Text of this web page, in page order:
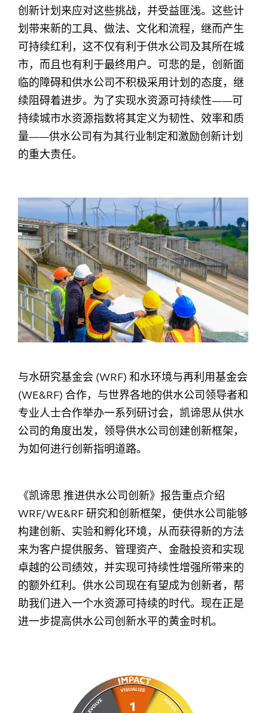
创新计划来应对这些挑战，并受益匪浅。这些计
划带来新的工具、做法、文化和流程，继而产生
可持续红利，这不仅有利于供水公司及其所在城
市，而且也有利于最终用户。可悲的是，创新面
临的障碍和供水公司不积极采用计划的态度，继
续阻碍着进步。为了实现水资源可持续性——可
持续城市水资源指数将其定义为韧性、效率和质
量——供水公司有为其行业制定和激励创新计划
的重大责任。
与水研究基金会 (WRF) 和水环境与再利用基金会
(WE&RF) 合作，与世界各地的供水公司领导者和
专业人士合作举办一系列研讨会，凯谛思从供水
公司的角度出发，领导供水公司创建创新框架，
为如何进行创新指明道路。
《凯谛思 推进供水公司创新》报告重点介绍
WRF/WE&RF 研究和创新框架，使供水公司能够
构建创新、实验和孵化环境，从而获得新的方法
来为客户提供服务、管理资产、金融投资和实现
卓越的公司绩效，并实现可持续性增强所带来的
的额外红利。供水公司现在有望成为创新者，帮
助我们进入一个水资源可持续的时代。现在正是
进一步提高供水公司创新水平的黄金时机。